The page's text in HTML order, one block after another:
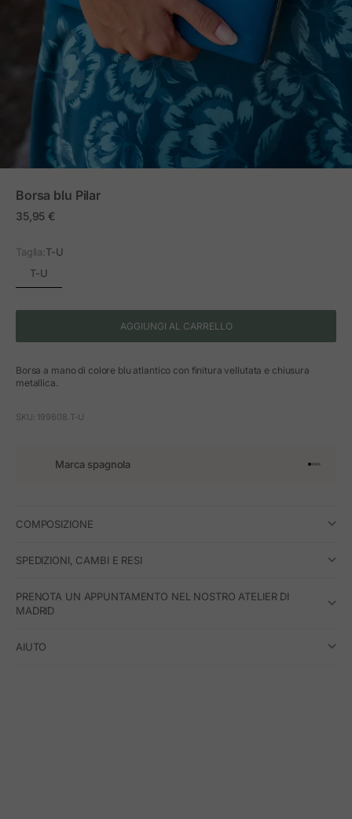
Borsa blu Pilar
Prezzo in offerta
35,95 €
Taglia:T-U
T-U
AGGIUNGI AL CARRELLO
Borsa a mano di colore blu atlantico con finitura vellutata e chiusura
metallica.
SKU: 199608.T-U
Marca spagnola Vai
Vai
Vai
Vai
COMPOSIZIONE
SPEDIZIONI, CAMBI E RESI
PRENOTA UN APPUNTAMENTO NEL NOSTRO ATELIER DI
MADRID
AIUTO